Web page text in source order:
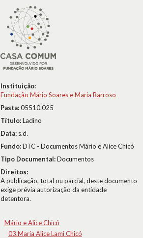
Instituição:
Fundação Mário Soares e Maria Barroso
Pasta:05510.025
Título:Ladino
Data: s.d.
Fundo:DTC - Documentos Mário e Alice Chicó
Tipo Documental:Documentos
Direitos:
A publicação, total ou parcial, deste documento
exige prévia autorização da entidade
detentora.
Mário e Alice Chicó
03.Maria Alice Lami Chicó